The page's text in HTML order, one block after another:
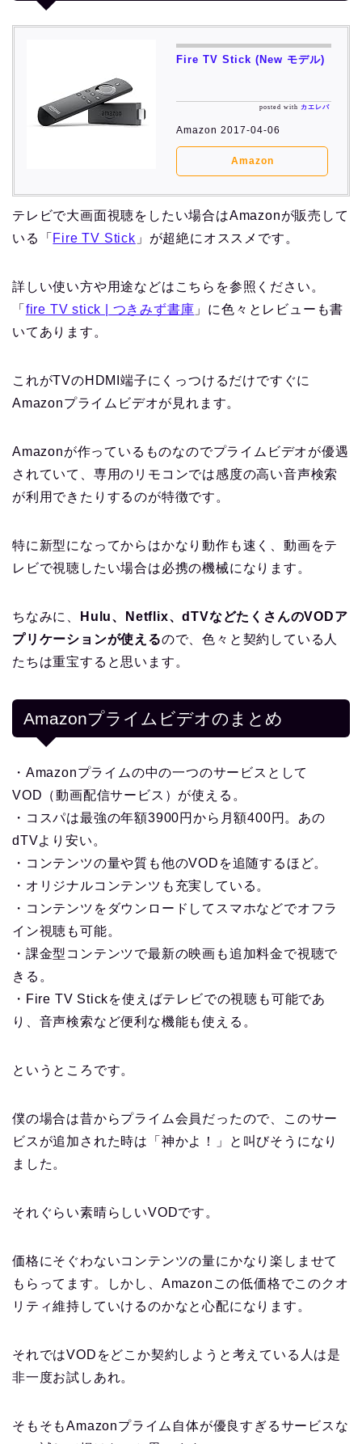
Fire TV Stick (New モデル)
posted with カエレバ
Amazon 2017-04-06
Amazon
テレビで大画面視聴をしたい場合はAmazonが販売して
いる「 Fire TV Stick 」が超絶にオススメです。
詳しい使い方や用途などはこちらを参照ください。
「 fire TV stick | つきみず書庫 」に色々とレビューも書
いてあります。
これがTVのHDMI端子にくっつけるだけですぐに
Amazonプライムビデオが見れます。
Amazonが作っているものなのでプライムビデオが優遇
されていて、専用のリモコンでは感度の高い音声検索
が利用できたりするのが特徴です。
特に新型になってからはかなり動作も速く、動画をテ
レビで視聴したい場合は必携の機械になります。
ちなみに、
Hulu、Netflix、dTVなどたくさんのVODア
プリケーションが使えるので、色々と契約している人
たちは重宝すると思います。
Amazonプライムビデオのまとめ
・Amazonプライムの中の一つのサービスとして
VOD（動画配信サービス）が使える。
・コスパは最強の年額3900円から月額400円。あの
dTVより安い。
・コンテンツの量や質も他のVODを追随するほど。
・オリジナルコンテンツも充実している。
・コンテンツをダウンロードしてスマホなどでオフラ
イン視聴も可能。
・課金型コンテンツで最新の映画も追加料金で視聴で
きる。
・Fire TV Stickを使えばテレビでの視聴も可能であ
り、音声検索など便利な機能も使える。
というところです。
僕の場合は昔からプライム会員だったので、このサー
ビスが追加された時は「神かよ！」と叫びそうになり
ました。
それぐらい素晴らしいVODです。
価格にそぐわないコンテンツの量にかなり楽しませて
もらってます。しかし、Amazonこの低価格でこのクオ
リティ維持していけるのかなと心配になります。
それではVODをどこか契約しようと考えている人は是
非一度お試しあれ。
そもそもAmazonプライム自体が優良すぎるサービスな